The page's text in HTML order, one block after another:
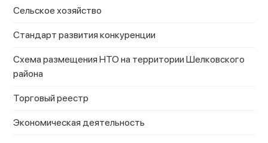
Сельское хозяйство
Стандарт развития конкуренции
Схема размещения НТО на территории Шелковского
района
Торговый реестр
Экономическая деятельность